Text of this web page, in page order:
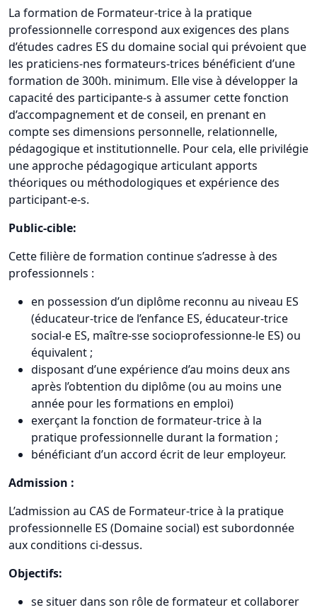
La formation de Formateur-trice à la pratique
professionnelle correspond aux exigences des plans
d’études cadres ES du domaine social qui prévoient que
les praticiens-nes formateurs-trices bénéficient d’une
formation de 300h. minimum. Elle vise à développer la
capacité des participante-s à assumer cette fonction
d’accompagnement et de conseil, en prenant en
compte ses dimensions personnelle, relationnelle,
pédagogique et institutionnelle. Pour cela, elle privilégie
une approche pédagogique articulant apports
théoriques ou méthodologiques et expérience des
participant-e-s.
Public-cible:
Cette filière de formation continue s’adresse à des
professionnels :
en possession d’un diplôme reconnu au niveau ES
(éducateur-trice de l’enfance ES, éducateur-trice
social-e ES, maître-sse socioprofessionne-le ES) ou
équivalent ;
disposant d’une expérience d’au moins deux ans
après l’obtention du diplôme (ou au moins une
année pour les formations en emploi)
exerçant la fonction de formateur-trice à la
pratique professionnelle durant la formation ;
bénéficiant d’un accord écrit de leur employeur.
Admission :
L’admission au CAS de Formateur-trice à la pratique
professionnelle ES (Domaine social) est subordonnée
aux conditions ci-dessus.
Objectifs:
se situer dans son rôle de formateur et collaborer